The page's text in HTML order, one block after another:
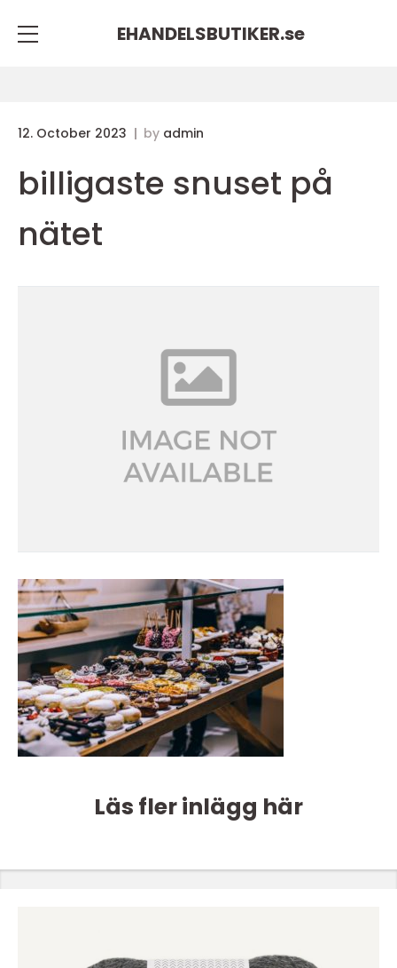
EHANDELSBUTIKER.se
12. October 2023 by admin
billigaste snuset på
nätet
Läs fler inlägg här